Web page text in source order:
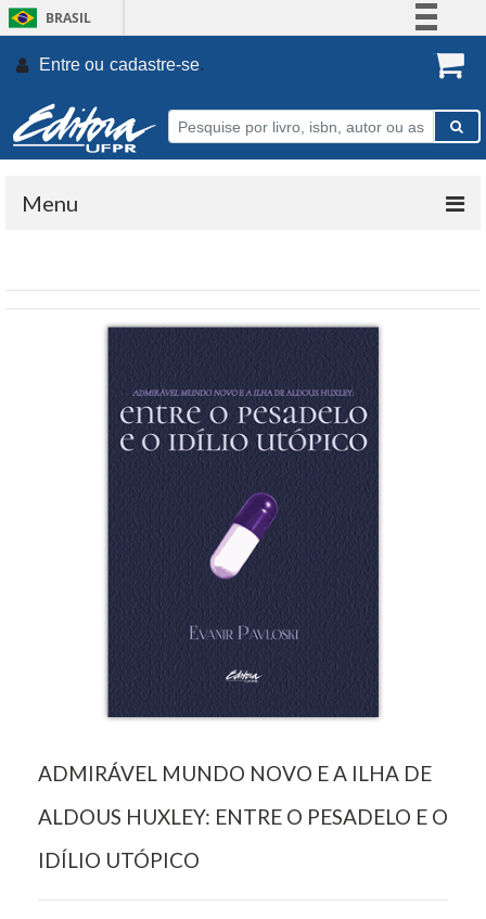
BRASIL
Participe
Entre ou cadastre-se.
Menu
ADMIRÁVEL MUNDO NOVO E A ILHA DE
ALDOUS HUXLEY: ENTRE O PESADELO E O
IDÍLIO UTÓPICO